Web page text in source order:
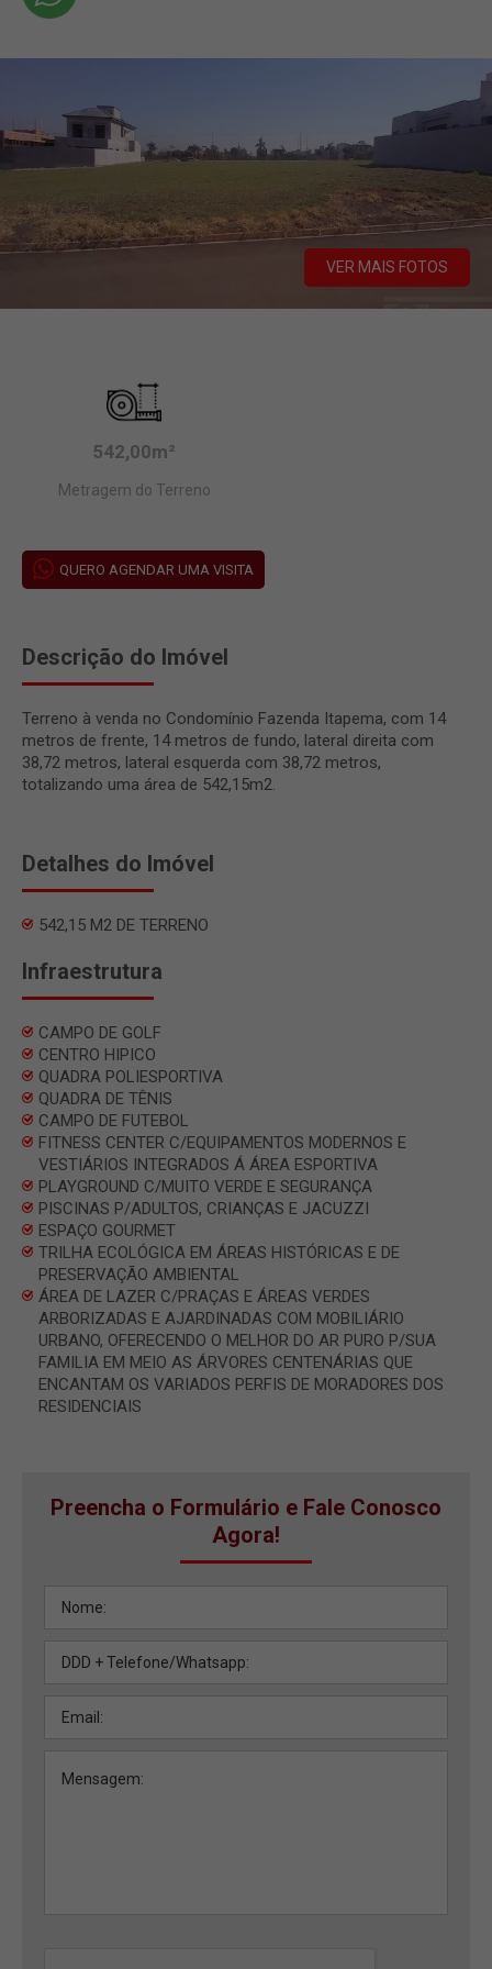
VER MAIS FOTOS
542,00m²
Metragem do Terreno
QUERO AGENDAR UMA VISITA
Descrição do Imóvel
Terreno à venda no Condomínio Fazenda Itapema, com 14
metros de frente, 14 metros de fundo, lateral direita com
38,72 metros, lateral esquerda com 38,72 metros,
totalizando uma área de 542,15m2.
Detalhes do Imóvel
542,15 M2 DE TERRENO
Infraestrutura
CAMPO DE GOLF
CENTRO HIPICO
QUADRA POLIESPORTIVA
QUADRA DE TÊNIS
CAMPO DE FUTEBOL
FITNESS CENTER C/EQUIPAMENTOS MODERNOS E
VESTIÁRIOS INTEGRADOS Á ÁREA ESPORTIVA
PLAYGROUND C/MUITO VERDE E SEGURANÇA
PISCINAS P/ADULTOS, CRIANÇAS E JACUZZI
ESPAÇO GOURMET
TRILHA ECOLÓGICA EM ÁREAS HISTÓRICAS E DE
PRESERVAÇÃO AMBIENTAL
ÁREA DE LAZER C/PRAÇAS E ÁREAS VERDES
ARBORIZADAS E AJARDINADAS COM MOBILIÁRIO
URBANO, OFERECENDO O MELHOR DO AR PURO P/SUA
FAMILIA EM MEIO AS ÁRVORES CENTENÁRIAS QUE
ENCANTAM OS VARIADOS PERFIS DE MORADORES DOS
RESIDENCIAIS
Preencha o Formulário e Fale Conosco
Agora!